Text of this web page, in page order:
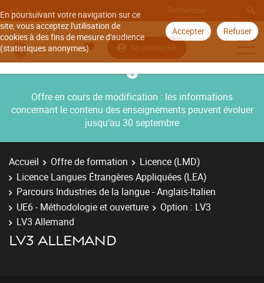
En poursuivant votre navigation sur ce
site, vous acceptez l'utilisation de
cookies à des fins de mesure d'audience
(statistiques anonymes).
Accepter Refuser
Aller à
Se connecter
Offre en cours de modification : les informations
concernant le contenu des enseignements peuvent évoluer
jusqu’au 30 septembre
Accueil Offre de formation
Licence (LMD)
Licence Langues Étrangères Appliquées (LEA)
Parcours Industries de la langue - Anglais-Italien
UE6 - Méthodologie et ouverture
Option : LV3
LV3 Allemand
LV3 ALLEMAND